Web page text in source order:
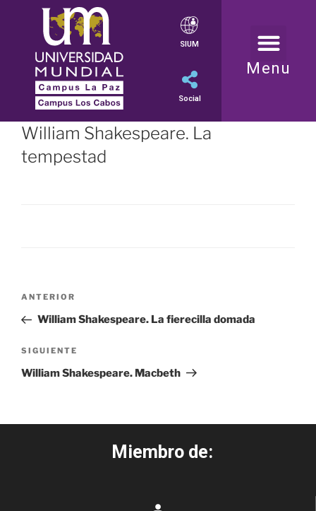
SIUM
Social
Menu
William Shakespeare. La
tempestad
ANTERIOR
William Shakespeare. La fierecilla domada
SIGUIENTE
William Shakespeare. Macbeth
Miembro de: